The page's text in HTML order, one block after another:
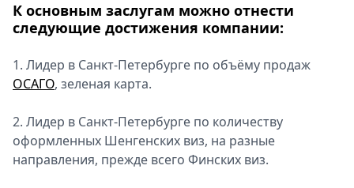
К основным заслугам можно отнести
следующие достижения компании:
1. Лидер в Санкт-Петербурге по объёму продаж
ОСАГО, зеленая карта.
2. Лидер в Санкт-Петербурге по количеству
оформленных Шенгенских виз, на разные
направления, прежде всего Финских виз.